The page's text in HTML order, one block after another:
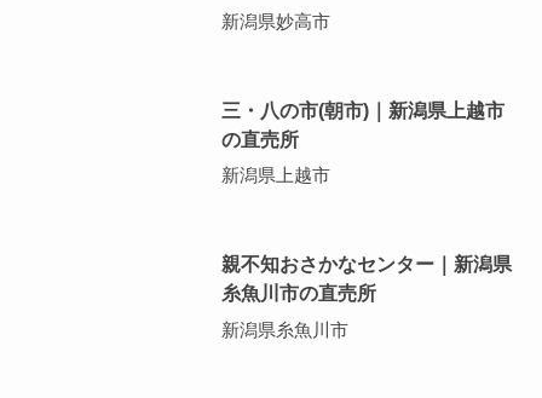
新潟県妙高市
三・八の市(朝市)｜新潟県上越市
の直売所
新潟県上越市
親不知おさかなセンター｜新潟県
糸魚川市の直売所
新潟県糸魚川市